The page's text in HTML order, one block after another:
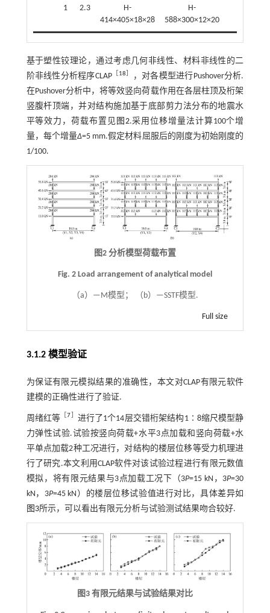
1 2.3
H-
414×405×18×28
H-
588×300×12×20
基于塑性铰理论，通过考虑几何非线性、材料非线性的二
阶非线性分析程序CLAP［ 18
，对各模型进行Pushover分析.
在Pushover分析中，将等效竖向荷载作用在各层柱顶及桁架
竖腹杆顶端，并对结构施加基于底部剪力法分布的地震水
平等效力，荷载布置见 图2.采用位移增量法计算100个增
量，每个增量Δ=5 mm.假定材料屈服后的刚度为初始刚度的
1/100.
图2 分析模型荷载布置
Fig. 2 Load arrangement of analytical model
（a）—M模型； （b）—SSTF模型.
Full size
3.1.2 模型验证
为保证有限元模拟结果的准确性，本文对CLAP有限元软件
建模的正确性进行了验证.
周绪红等 ［7］ 进行了1个14层交错桁架结构1∶8缩尺模型静
力弹性试验.试验按竖向荷载+水平3点加载和竖向荷载+水
平单点加载2种工况进行，对结构的楼层位移等受力机理进
行了研究.本文利用CLAP软件对该试验过程进行有限元数值
模拟，将有限元结果与3点加载工况下（3P=15 kN，3P=30
kN，3P=45 kN）的楼层位移试验值进行对比，具体差异如
图3所示，可以看出有限元分析与试验测试结果吻合较好.
图3 有限元结果与试验结果对比